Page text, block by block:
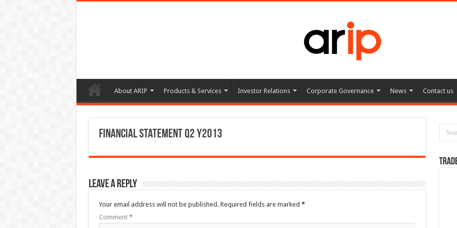
About ARIP Products & Services Investor Relations Corporate Governance News Contact us
Financial Statement Q2 Y2013
Leave a Reply
Your email address will not be published. Required fields are marked *
Comment *